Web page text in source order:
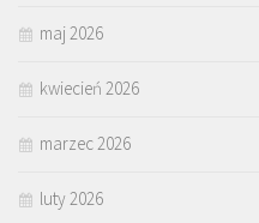
maj 2026
kwiecień 2026
marzec 2026
luty 2026